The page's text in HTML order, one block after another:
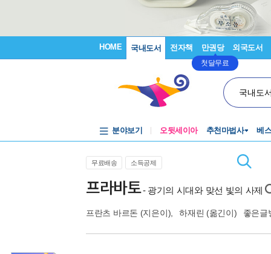
HOME 국내도서 전자책 만권당
첫달무료
외국도서
국내도
분야보기 오뒷세이아 추천마법사 베
무료배송 소득공제
프라바토- 광기의 시대와 맞선 빛의 사제
프란츠 바르돈 (지은이), 하재린 (옮긴이) 좋은글